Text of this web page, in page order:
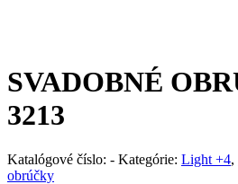
SVADOBNÉ
3213
Katalógové číslo: - Kategórie: Light +4,
obrúčky